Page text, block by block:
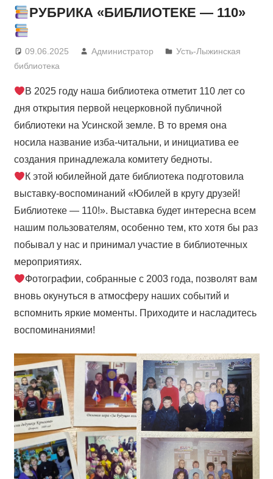
РУБРИКА «БИБЛИОТЕКЕ — 110»
09.06.2025 Администратор
Усть-Лыжинская
библиотека
В 2025 году наша библиотека отметит 110 лет со
дня открытия первой нецерковной публичной
библиотеки на Усинской земле. В то время она
носила название изба-читальни, и инициатива ее
создания принадлежала комитету бедноты.
К этой юбилейной дате библиотека подготовила
выставку-воспоминаний «Юбилей в кругу друзей!
Библиотеке — 110!». Выставка будет интересна всем
нашим пользователям, особенно тем, кто хотя бы раз
побывал у нас и принимал участие в библиотечных
мероприятиях.
Фотографии, собранные с 2003 года, позволят вам
вновь окунуться в атмосферу наших событий и
вспомнить яркие моменты. Приходите и насладитесь
воспоминаниями!